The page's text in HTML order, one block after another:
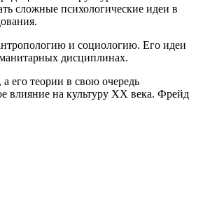
сложные психологические идеи в
и социологию. Его идеи
дисциплинах.
его теории в свою очередь
влияние на культуру XX века. Фрейд